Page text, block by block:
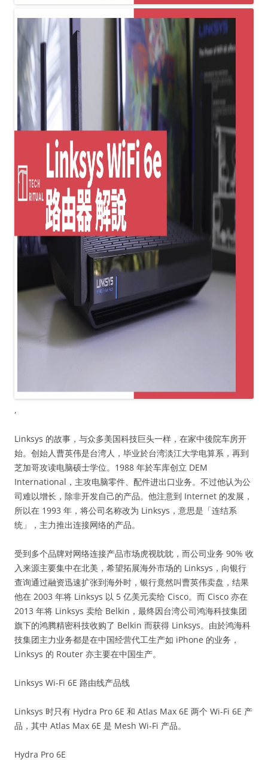
,
Linksys 的故事，与众多美国科技巨头一样，在家中後院车房开
始。创始人曹英伟是台湾人，毕业於台湾淡江大学电算系，再到
芝加哥攻读电脑硕士学位。1988 年於车库创立 DEM
International，主攻电脑零件、配件进出口业务。不过他认为公
司难以增长，除非开发自己的产品。他注意到 Internet 的发展，
所以在 1993 年，将公司名称改为 Linksys，意思是「连结系
统」，主力推出连接网络的产品。
受到多个品牌对网络连接产品市场虎视眈眈，而公司业务 90% 收
入来源主要集中在北美，希望拓展海外市场的 Linksys，向银行
查询通过融资迅速扩张到海外时，银行竟然叫曹英伟卖盘，结果
他在 2003 年将 Linksys 以 5 亿美元卖给 Cisco。而 Cisco 亦在
2013 年将 Linksys 卖给 Belkin，最终因台湾公司鸿海科技集团
旗下的鸿腾精密科技收购了 Belkin 而获得 Linksys。由於鸿海科
技集团主力业务都是在中国经营代工生产如 iPhone 的业务，
Linksys 的 Router 亦主要在中国生产。
Linksys Wi-Fi 6E 路由线产品线
Linksys 时只有 Hydra Pro 6E 和 Atlas Max 6E 两个 Wi-Fi 6E 产
品，其中 Atlas Max 6E 是 Mesh Wi-Fi 产品。
Hydra Pro 6E